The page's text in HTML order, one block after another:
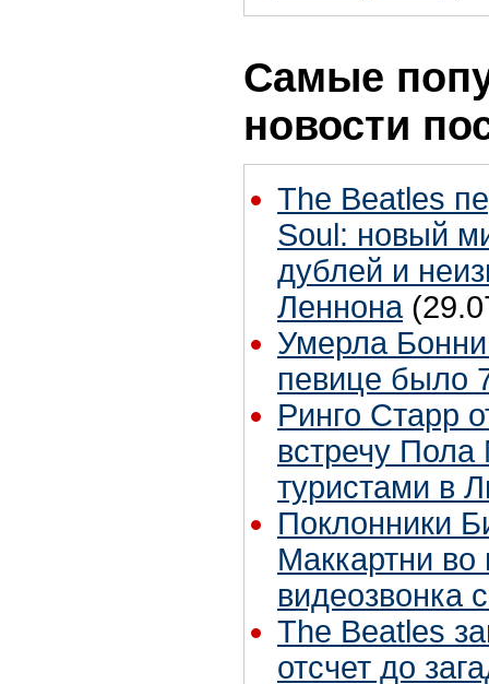
Самые
новости
The Beatles
Soul: новый
дублей и
Леннона
Умерла
певице было
Ринго Старр
встречу Пола
туристами в
Поклонники
Маккартни во
видеозвонка
The Beatles
отсчет до